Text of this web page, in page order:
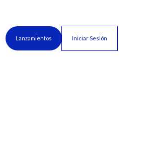
Lanzamientos Iniciar Sesión